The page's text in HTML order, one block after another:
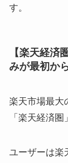
す。
【楽天経済
みが最初か
楽天市場最大
「楽天経済圏
ユーザーは楽